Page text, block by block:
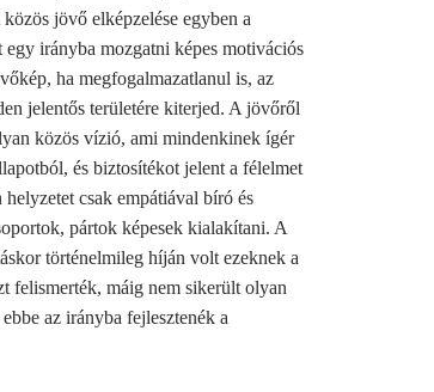
jövő elképzelése egyben a
irányba mozgatni képes motivációs
ha megfogalmazatlanul is, az
jelentős területére kiterjed. A jövőről
közös vízió, ami mindenkinek ígér
és biztosítékot jelent a félelmet
csak empátiával bíró és
pártok képesek kialakítani. A
történelmileg híján volt ezeknek a
felismerték, máig nem sikerült olyan
az irányba fejlesztenék a